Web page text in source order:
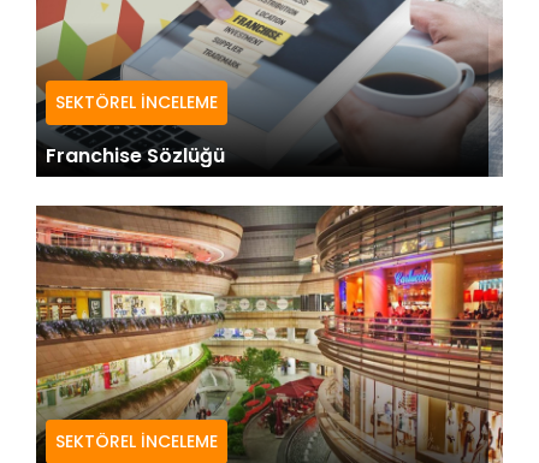
SEKTÖREL İNCELEME
Franchise Sözlüğü
SEKTÖREL İNCELEME